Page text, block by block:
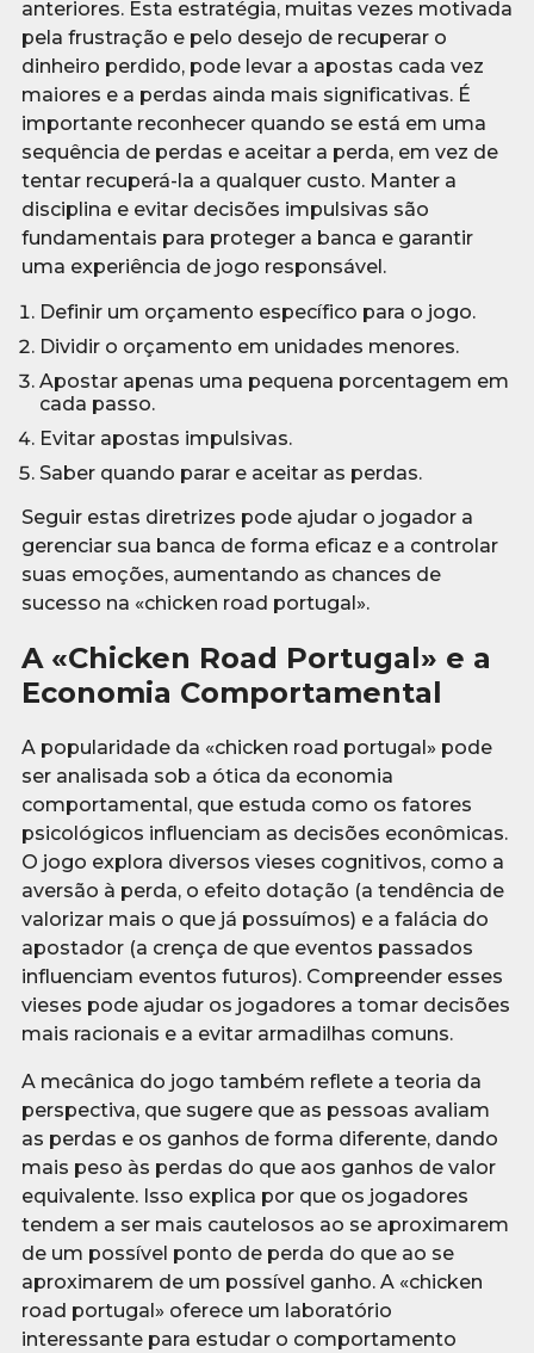
anteriores. Esta estratégia, muitas vezes motivada
pela frustração e pelo desejo de recuperar o
dinheiro perdido, pode levar a apostas cada vez
maiores e a perdas ainda mais significativas. É
importante reconhecer quando se está em uma
sequência de perdas e aceitar a perda, em vez de
tentar recuperá-la a qualquer custo. Manter a
disciplina e evitar decisões impulsivas são
fundamentais para proteger a banca e garantir
uma experiência de jogo responsável.
Definir um orçamento específico para o jogo.
Dividir o orçamento em unidades menores.
Apostar apenas uma pequena porcentagem em
cada passo.
Evitar apostas impulsivas.
Saber quando parar e aceitar as perdas.
Seguir estas diretrizes pode ajudar o jogador a
gerenciar sua banca de forma eficaz e a controlar
suas emoções, aumentando as chances de
sucesso na «chicken road portugal».
A «Chicken Road Portugal» e a
Economia Comportamental
A popularidade da «chicken road portugal» pode
ser analisada sob a ótica da economia
comportamental, que estuda como os fatores
psicológicos influenciam as decisões econômicas.
O jogo explora diversos vieses cognitivos, como a
aversão à perda, o efeito dotação (a tendência de
valorizar mais o que já possuímos) e a falácia do
apostador (a crença de que eventos passados
influenciam eventos futuros). Compreender esses
vieses pode ajudar os jogadores a tomar decisões
mais racionais e a evitar armadilhas comuns.
A mecânica do jogo também reflete a teoria da
perspectiva, que sugere que as pessoas avaliam
as perdas e os ganhos de forma diferente, dando
mais peso às perdas do que aos ganhos de valor
equivalente. Isso explica por que os jogadores
tendem a ser mais cautelosos ao se aproximarem
de um possível ponto de perda do que ao se
aproximarem de um possível ganho. A «chicken
road portugal» oferece um laboratório
interessante para estudar o comportamento